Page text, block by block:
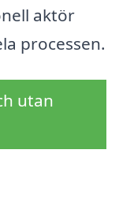
aktör
processen.
utan